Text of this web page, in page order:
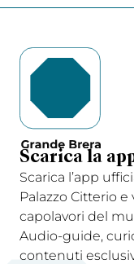
Scarica la
Scarica l’app
Palazzo Citterio
capolavori del
Audio-guide,
contenuti